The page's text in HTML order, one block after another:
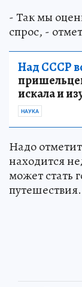
- Так мы
спрос, -
Над СССР
искала и
НАУКА
Надо
находится
может стать
путешествия.